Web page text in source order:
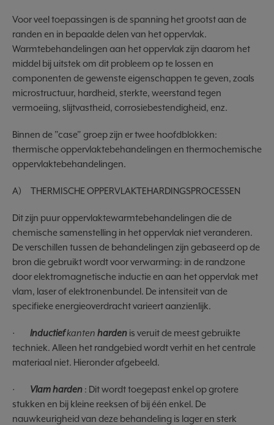
Voor veel toepassingen is de spanning het grootst aan de
randen en in bepaalde delen van het oppervlak.
Warmtebehandelingen aan het oppervlak zijn daarom het
middel bij uitstek om dit probleem op te lossen en
componenten de gewenste eigenschappen te geven, zoals
microstructuur, hardheid, sterkte, weerstand tegen
vermoeiing, slijtvastheid, corrosiebestendigheid, enz.
Binnen de "case" groep zijn er twee hoofdblokken:
thermische oppervlaktebehandelingen en thermochemische
oppervlaktebehandelingen.
A) THERMISCHE OPPERVLAKTEHARDINGSPROCESSEN
Dit zijn puur oppervlaktewarmtebehandelingen die de
chemische samenstelling in het oppervlak niet veranderen.
De verschillen tussen de behandelingen zijn gebaseerd op de
bron die gebruikt wordt voor verwarming: in de randzone
door elektromagnetische inductie en aan het oppervlak met
vlam, laser of elektronenbundel. De intensiteit van de
specifieke energieoverdracht varieert aanzienlijk.
· Inductiefkanten harden is veruit de meest gebruikte
techniek. Alleen het randgebied wordt verhit en het centrale
materiaal niet. Hieronder afgebeeld.
· Vlam harden : Dit wordt toegepast enkel op grotere
stukken en bij kleine reeksen of bij één enkel. De
nauwkeurigheid van deze behandeling is lager en sterk